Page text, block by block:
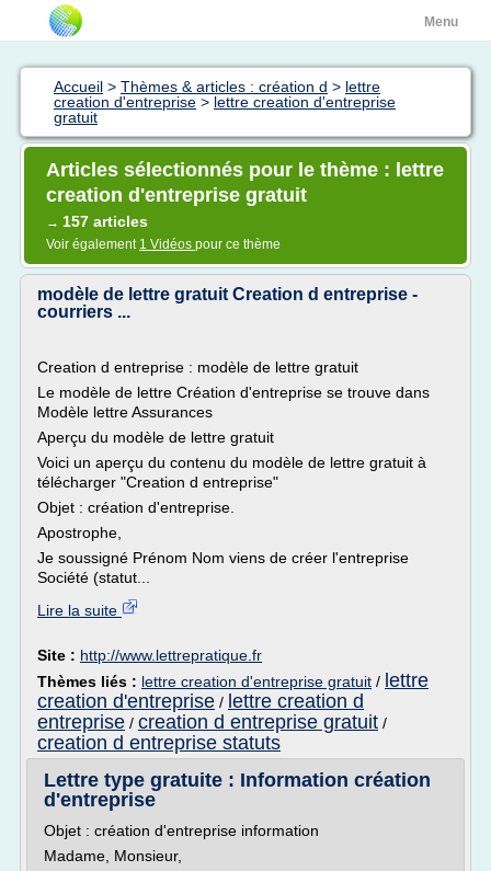
Menu
Accueil > Thèmes & articles : création d > lettre
creation d'entreprise > lettre creation d'entreprise
gratuit
Articles sélectionnés pour le thème : lettre
creation d'entreprise gratuit
→ 157 articles
Voir également 1 Vidéos pour ce thème
modèle de lettre gratuit Creation d entreprise -
courriers ...
Creation d entreprise : modèle de lettre gratuit
Le modèle de lettre Création d'entreprise se trouve dans
Modèle lettre Assurances
Aperçu du modèle de lettre gratuit
Voici un aperçu du contenu du modèle de lettre gratuit à
télécharger "Creation d entreprise"
Objet : création d'entreprise.
Apostrophe,
Je soussigné Prénom Nom viens de créer l'entreprise
Société (statut...
Lire la suite
Site : http://www.lettrepratique.fr
Thèmes liés : lettre creation d'entreprise gratuit / lettre
creation d'entreprise / lettre creation d
entreprise / creation d entreprise gratuit /
creation d entreprise statuts
Lettre type gratuite : Information création
d'entreprise
Objet : création d'entreprise information
Madame, Monsieur,